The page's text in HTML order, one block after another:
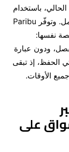
الحالي، باستخدام
. وتوفّر Paribu
نفسها:
ودون عبارة
الحفظ، إذ تبقى
الأوقات.
على